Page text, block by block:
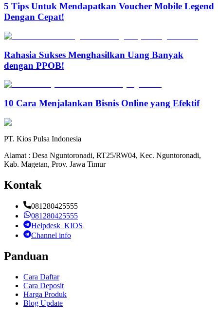
5 Tips Untuk Mendapatkan Voucher Mobile Legend
Dengan Cepat!
Rahasia Sukses Menghasilkan Uang Banyak
dengan PPOB!
10 Cara Menjalankan Bisnis Online yang Efektif
PT. Kios Pulsa Indonesia
Alamat : Desa Nguntoronadi, RT25/RW04, Kec. Nguntoronadi,
Kab. Magetan, Prov. Jawa Timur
Kontak
081280425555
081280425555
Helpdesk_KIOS
Channel info
Panduan
Cara Daftar
Cara Deposit
Harga Produk
Blog Update